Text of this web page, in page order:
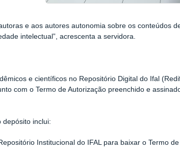
e aos autores autonomia sobre os conteúdos
intelectual”, acrescenta a servidora.
e científicos no Repositório Digital do Ifal
com o Termo de Autorização preenchido e
depósito inclui:
Institucional do IFAL para baixar o Termo de